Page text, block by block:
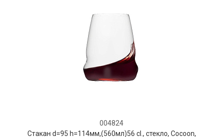
004824
Стакан d=95 h=114мм,(560мл)56 cl., стекло, Cocoon,